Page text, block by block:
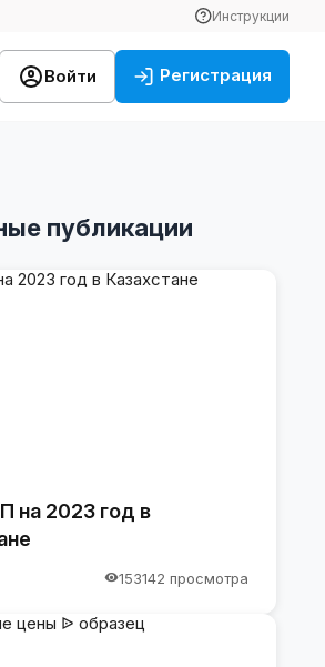
Инструкции
Войти Регистрация
публикации
на 2023 год в
153142 просмотра